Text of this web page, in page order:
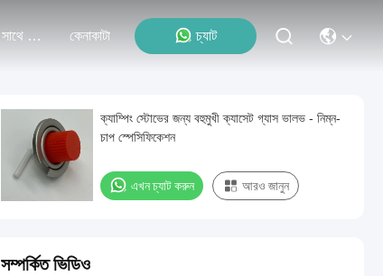
আমাদের সাথে যোগাযোগ কেনাকাটা চ্যাট
ক্যাম্পিং স্টোভের জন্য বহুমুখী ক্যাসেট গ্যাস ভালভ - নিম্ন-
চাপ স্পেসিফিকেশন
এখন চ্যাট করুন আরও জানুন
সম্পর্কিত ভিডিও